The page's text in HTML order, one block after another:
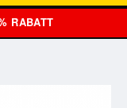
RABATT